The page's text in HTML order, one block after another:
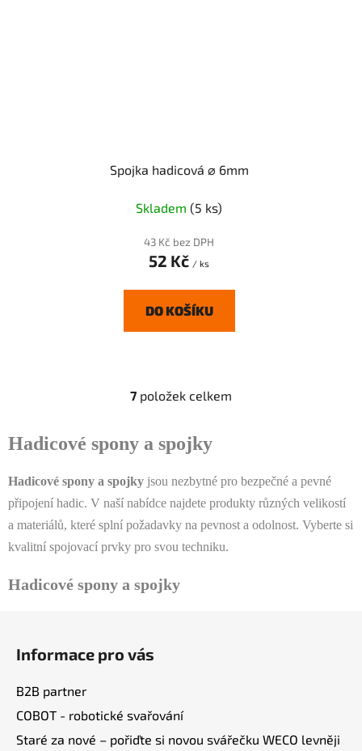
Spojka hadicová ⌀ 6mm
Skladem (5 ks)
43 Kč bez DPH
52 Kč / ks
DO KOŠÍKU
O
l
á
d
a
c
í
p
v
s
u
7 položek celkem
Hadicové spony a spojky
Hadicové spony a spojky jsou nezbytné pro bezpečné a pevné
připojení hadic. V naší nabídce najdete produkty různých velikostí
a materiálů, které splní požadavky na pevnost a odolnost. Vyberte si
kvalitní spojovací prvky pro svou techniku.
Hadicové spony a spojky
Informace pro vás
B2B partner
COBOT - robotické svařování
Staré za nové – pořiďte si novou svářečku WECO levněji